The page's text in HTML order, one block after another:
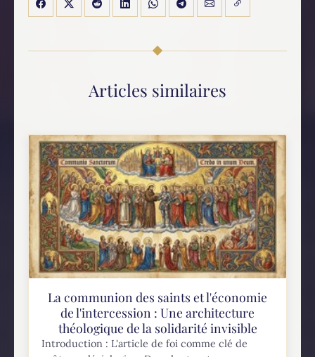
Articles similaires
La communion des saints et l'économie
de l'intercession : Une architecture
théologique de la solidarité invisible
Introduction : L'article de foi comme clé de